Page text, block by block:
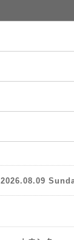
2026.08.09